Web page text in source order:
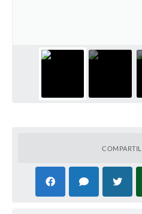
Associação dos Servidores
Vinhedo